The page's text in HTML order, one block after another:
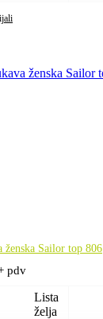
ženska Sailor top 806
pdv
Lista
želja